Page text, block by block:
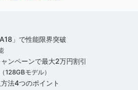
」で性能限界突破
ンペーンで最大2万円割引
128GBモデル）
法4つのポイント